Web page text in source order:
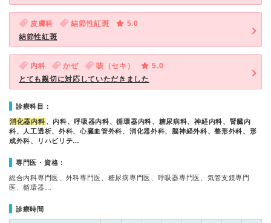
皮膚科 結節性紅斑
5.0
結節性紅斑
内科 かぜ 咳（セキ）
5.0
とても親切に対応していただきました
診療科目：
消化器内科 、内科、呼吸器内科、循環器内科、糖尿病科、神経内科、腎臓内
科、人工透析、外科、心臓血管外科、消化器外科、脳神経外科、整形外科、形
成外科、リハビリテ…
専門医・資格：
総合内科専門医、外科専門医、糖尿病専門医、呼吸器専門医、気管支鏡専門
医、循環器…
診療時間